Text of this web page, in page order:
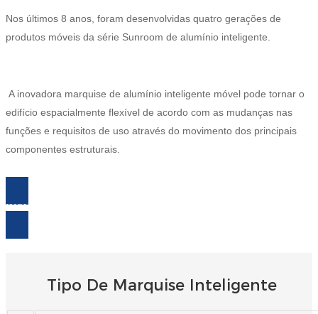
Sesotho
norsk
Hausa
Nos últimos 8 anos, foram desenvolvidas quatro gerações de
produtos móveis da série Sunroom de alumínio inteligente.
A inovadora marquise de alumínio inteligente móvel pode tornar o
edifício espacialmente flexível de acordo com as mudanças nas
funções e requisitos de uso através do movimento dos principais
componentes estruturais.
INQUÉRITO AGORA
Tipo De Marquise Inteligente